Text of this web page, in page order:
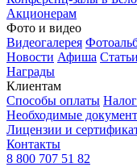
Акционерам
Фото и видео
Видеогалерея
Новости Афиша Статьи
Награды
Клиентам
Способы оплаты
Необходимые
Лицензии и
Контакты
8 800 707 51 82